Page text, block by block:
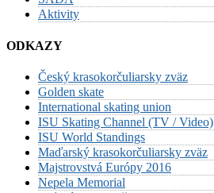
Aktivity
ODKAZY
Český krasokorčuliarsky zväz
Golden skate
International skating union
ISU Skating Channel (TV / Video)
ISU World Standings
Maďarský krasokorčuliarsky zväz
Majstrovstvá Európy 2016
Nepela Memorial